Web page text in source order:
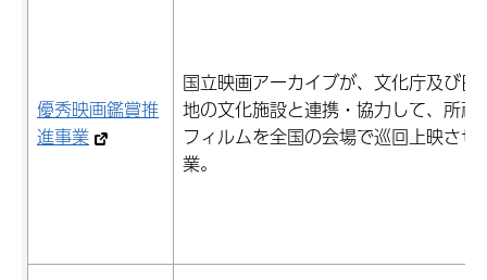
優秀映画鑑賞推
進事業
国立映画アーカイブが、文化庁及び日
地の文化施設と連携・協力して、所蔵
フィルムを全国の会場で巡回上映させ
業。